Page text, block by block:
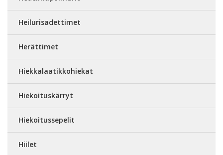
Heilurisadettimet
Herättimet
Hiekkalaatikkohiekat
Hiekoituskärryt
Hiekoitussepelit
Hiilet